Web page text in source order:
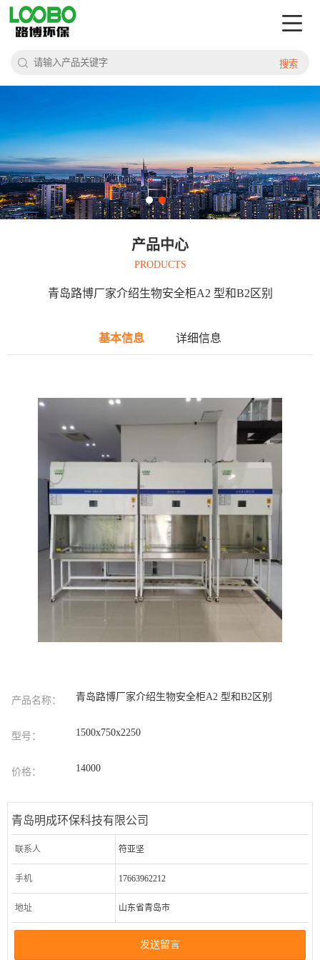
搜索
产品中心
PRODUCTS
青岛路博厂家介绍生物安全柜A2 型和B2区别
基本信息 详细信息
产品名称： 青岛路博厂家介绍生物安全柜A2 型和B2区别
型号： 1500x750x2250
价格： 14000
青岛明成环保科技有限公司
联系人 符亚坚
手机 17663962212
地址 山东省青岛市
发送留言